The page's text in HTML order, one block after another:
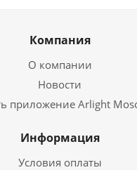
Компания
О компании
Новости
приложение Arlight
Информация
Условия оплаты